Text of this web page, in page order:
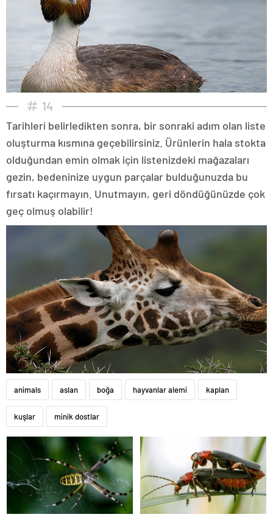
14
Tarihleri belirledikten sonra, bir sonraki adım olan liste
oluşturma kısmına geçebilirsiniz. Ürünlerin hala stokta
olduğundan emin olmak için listenizdeki mağazaları
gezin, bedeninize uygun parçalar bulduğunuzda bu
fırsatı kaçırmayın. Unutmayın, geri döndüğünüzde çok
geç olmuş olabilir!
animals aslan boğa hayvanlar alemi kaplan
kuşlar minik dostlar